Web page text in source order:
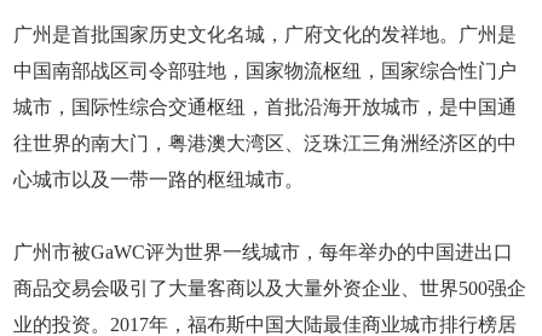
广州是首批国家历史文化名城，广府文化的发祥地。广州是
中国南部战区司令部驻地，国家物流枢纽，国家综合性门户
城市，国际性综合交通枢纽，首批沿海开放城市，是中国通
往世界的南大门，粤港澳大湾区、泛珠江三角洲经济区的中
心城市以及一带一路的枢纽城市。
广州市被GaWC评为世界一线城市，每年举办的中国进出口
商品交易会吸引了大量客商以及大量外资企业、世界500强企
业的投资。2017年，福布斯中国大陆最佳商业城市排行榜居